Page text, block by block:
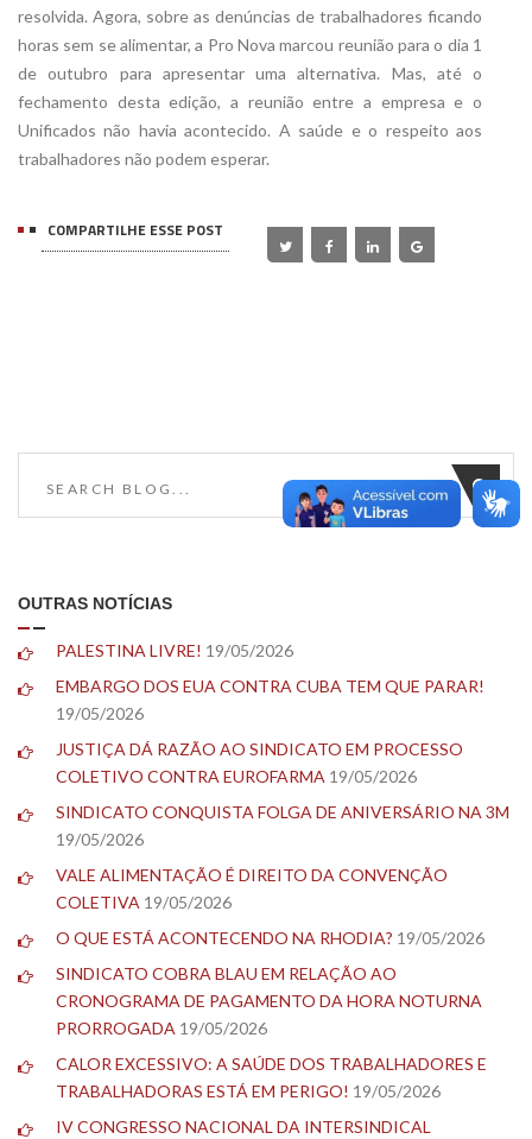
resolvida. Agora, sobre as denúncias de trabalhadores ficando
horas sem se alimentar, a Pro Nova marcou reunião para o dia 1
de outubro para apresentar uma alternativa. Mas, até o
fechamento desta edição, a reunião entre a empresa e o
Unificados não havia acontecido. A saúde e o respeito aos
trabalhadores não podem esperar.
COMPARTILHE ESSE POST
OUTRAS NOTÍCIAS
PALESTINA LIVRE! 19/05/2026
EMBARGO DOS EUA CONTRA CUBA TEM QUE PARAR!
19/05/2026
JUSTIÇA DÁ RAZÃO AO SINDICATO EM PROCESSO
COLETIVO CONTRA EUROFARMA 19/05/2026
SINDICATO CONQUISTA FOLGA DE ANIVERSÁRIO NA 3M
19/05/2026
VALE ALIMENTAÇÃO É DIREITO DA CONVENÇÃO
COLETIVA 19/05/2026
O QUE ESTÁ ACONTECENDO NA RHODIA? 19/05/2026
SINDICATO COBRA BLAU EM RELAÇÃO AO
CRONOGRAMA DE PAGAMENTO DA HORA NOTURNA
PRORROGADA 19/05/2026
CALOR EXCESSIVO: A SAÚDE DOS TRABALHADORES E
TRABALHADORAS ESTÁ EM PERIGO! 19/05/2026
IV CONGRESSO NACIONAL DA INTERSINDICAL